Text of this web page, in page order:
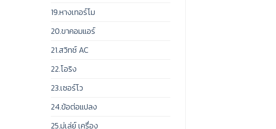
19.หางเทอร์โม
20.ขาคอมแอร์
21.สวิทช์ AC
22.โอริง
23.เซอร์โว
24.ข้อต่อแปลง
25.มู่เล่ย์ เครื่อง